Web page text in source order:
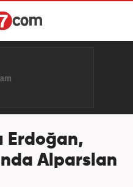
Erdoğan,
Alparslan